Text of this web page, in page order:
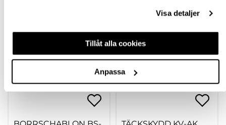
Visa detaljer
Tillåt alla cookies
Anpassa